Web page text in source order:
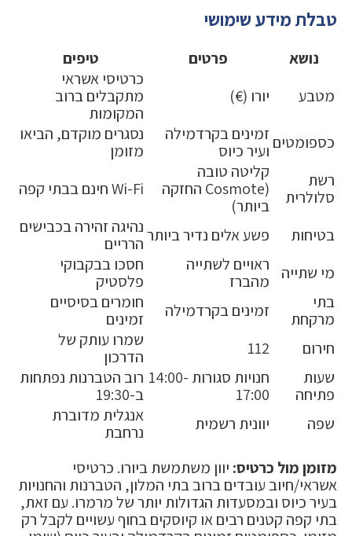
טבלת מידע שימושי
נושא פרטים
טיפים
מטבע
יורו (€)
כרטיסי אשראי
מתקבלים ברוב
המקומות
כספומטים זמינים בקרדמילה
ועיר כיוס
נסגרים מוקדם, הביאו
מזומן
רשת
סלולרית
קליטה טובה
(Cosmote החזקה
ביותר)
Wi-Fi חינם בבתי קפה
בטיחות פשע אלים נדיר ביותרנהיגה זהירה בכבישים
הרריים
מי שתייה
ראויים לשתייה
מהברז
חסכו בבקבוקי
פלסטיק
בתי
מרקחת
זמינים בקרדמילה
חומרים בסיסיים
זמינים
חירום
112
שמרו עותק של
הדרכון
שעות
פתיחה
חנויות סגורות 14:00-
17:00
רוב הטברנות נפתחות
ב-19:30
שפה
יוונית רשמית
אנגלית מדוברת
נרחבת
מזומן מול כרטיס: יוון משתמשת ביורו. כרטיסי
אשראי/חיוב עובדים ברוב בתי המלון, הטברנות והחנויות
בעיר כיוס ובמסעדות הגדולות יותר של מרמרו. עם זאת,
בתי קפה קטנים רבים או קיוסקים בחוף עשויים לקבל רק